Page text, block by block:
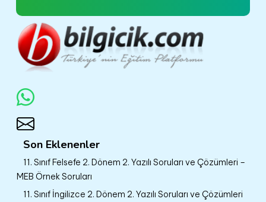
Son Eklenenler
11. Sınıf Felsefe 2. Dönem 2. Yazılı Soruları ve Çözümleri –
MEB Örnek Soruları
11. Sınıf İngilizce 2. Dönem 2. Yazılı Soruları ve Çözümleri